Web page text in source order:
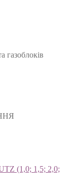
газоблоків
(1,0; 1,5; 2,0;